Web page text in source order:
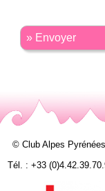
» Envoyer
© Club Alpes
Tél. : +33